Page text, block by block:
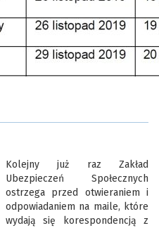
Kolejny już raz Zakład
Ubezpieczeń Społecznych
ostrzega przed otwieraniem i
odpowiadaniem na maile, które
wydają się korespondencją z